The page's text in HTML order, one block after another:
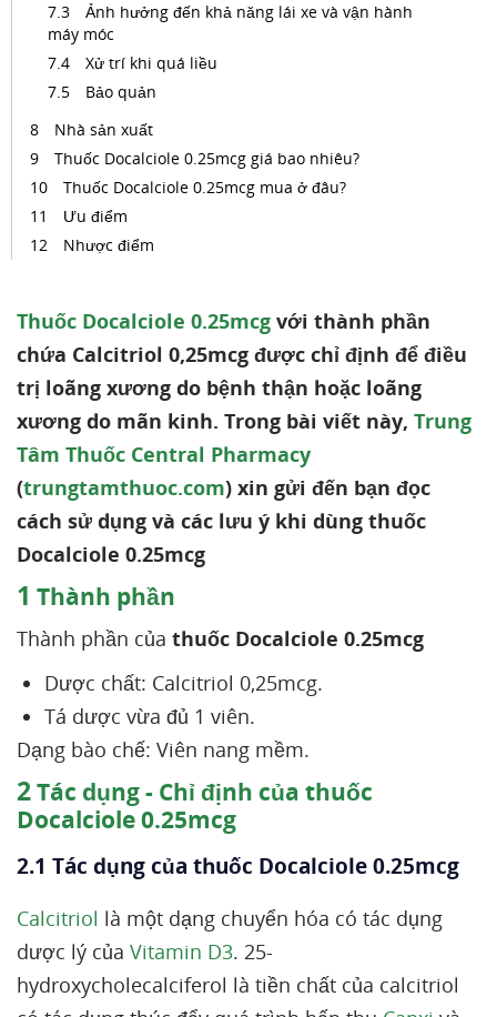
Ảnh hưởng đến khả năng lái xe và vận hành
máy móc
Xử trí khi quá liều
Bảo quản
Nhà sản xuất
Thuốc Docalciole 0.25mcg giá bao nhiêu?
Thuốc Docalciole 0.25mcg mua ở đâu?
Ưu điểm
Nhược điểm
Thuốc Docalciole 0.25mcg với thành phần
chứa Calcitriol 0,25mcg được chỉ định để điều
trị loãng xương do bệnh thận hoặc loãng
xương do mãn kinh. Trong bài viết này, Trung
Tâm Thuốc Central Pharmacy
(trungtamthuoc.com) xin gửi đến bạn đọc
cách sử dụng và các lưu ý khi dùng thuốc
Docalciole 0.25mcg
1 Thành phần
Thành phần của thuốc Docalciole 0.25mcg
Dược chất: Calcitriol 0,25mcg.
Tá dược vừa đủ 1 viên.
Dạng bào chế: Viên nang mềm.
2Tác dụng - Chỉ định của thuốc
Docalciole 0.25mcg
2.1 Tác dụng của thuốc Docalciole 0.25mcg
Calcitriol là một dạng chuyển hóa có tác dụng
dược lý của Vitamin D3. 25-
hydroxycholecalciferol là tiền chất của calcitriol